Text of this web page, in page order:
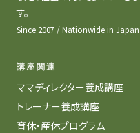
す。
Since 2007 / Nationwide in Japan
講座関連
ママディレクター養成講座
トレーナー養成講座
育休・産休プログラム